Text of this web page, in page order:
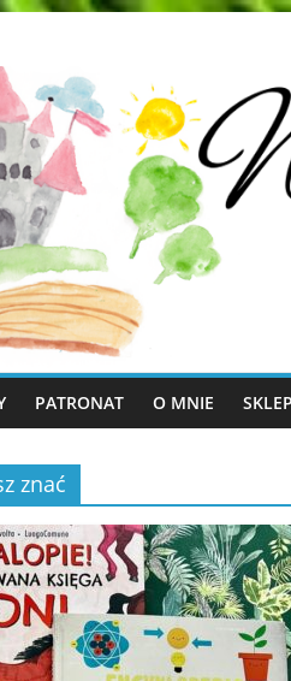
PATRONAT O MNIE SKLEP
znać